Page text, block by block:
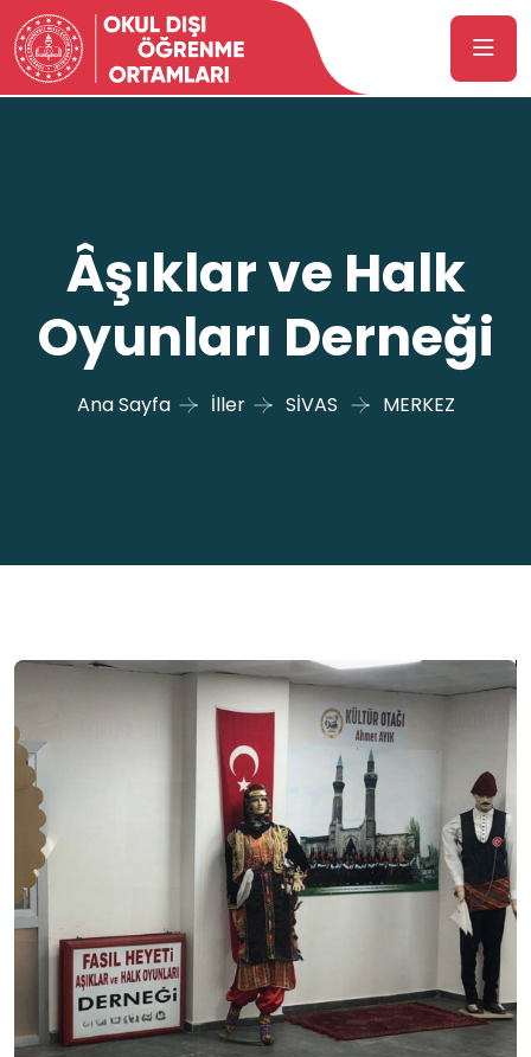
Âşıklar ve Halk
Oyunları Derneği
Ana Sayfa İller SİVAS MERKEZ